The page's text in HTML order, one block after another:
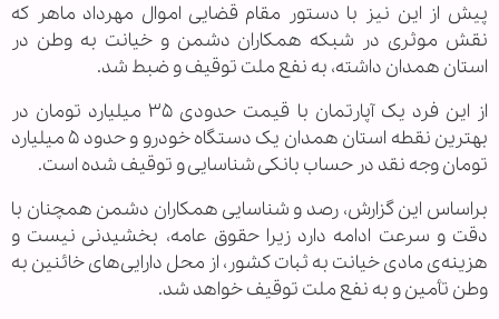
پیش از این نیز با دستور مقام قضایی اموال مهرداد ماهر که
نقش موثری در شبکه همکاران دشمن و خیانت به وطن در
استان همدان داشته، به نفع ملت توقیف و ضبط شد.
از این فرد یک آپارتمان با قیمت حدودی ۳۵ میلیارد تومان در
بهترین نقطه استان همدان یک دستگاه خودرو و حدود ۵ میلیارد
تومان وجه نقد در حساب بانکی شناسایی و توقیف شده است.
براساس این گزارش، رصد و شناسایی همکاران دشمن همچنان با
دقت و سرعت ادامه دارد زیرا حقوق عامه، بخشیدنی نیست و
هزینه‌ی مادی خیانت به ثبات کشور، از محل دارایی‌های خائنین به
وطن تأمین و به نفع ملت توقیف خواهد شد.